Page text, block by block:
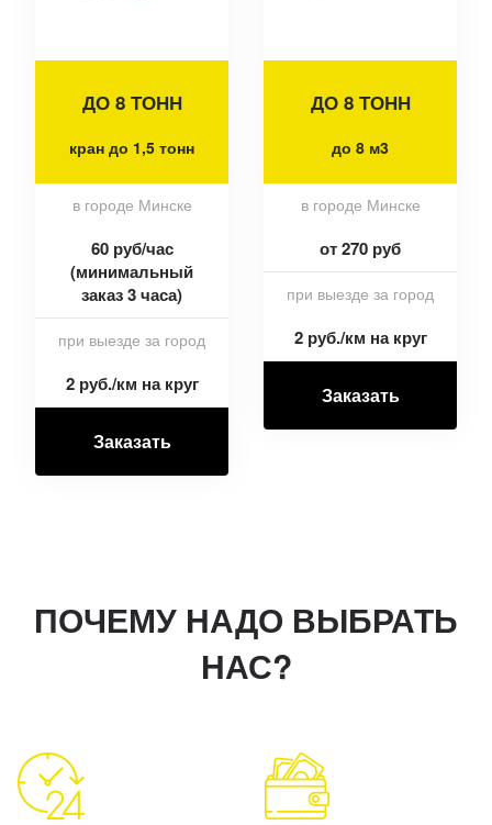
ДО 8 ТОНН
кран до 1,5 тонн
в городе Минске
60 руб/час
(минимальный
заказ 3 часа)
при выезде за город
2 руб./км на круг
Заказать
ДО 8 ТОНН
до 8 м3
в городе Минске
от 270 руб
при выезде за город
2 руб./км на круг
Заказать
ПОЧЕМУ НАДО ВЫБРАТЬ
НАС?